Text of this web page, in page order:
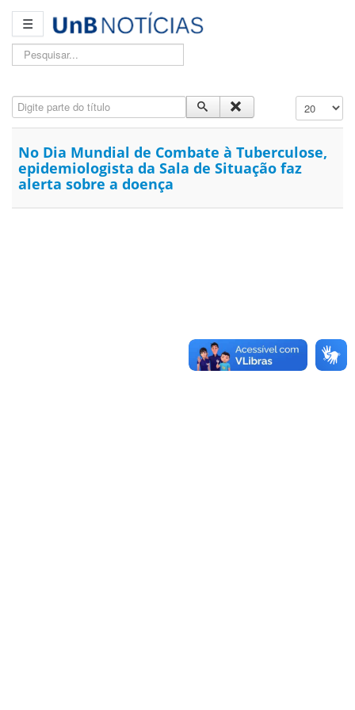
☰
Pesquisar...
Digite parte do título Exibir #
No Dia Mundial de Combate à Tuberculose,
epidemiologista da Sala de Situação faz
alerta sobre a doença